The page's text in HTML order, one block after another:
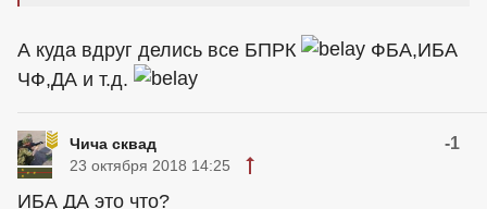
А куда вдруг делись все БПРК
ФБА,ИБА
ЧФ,ДА и т.д.
Чича сквад -1
23 октября 2018 14:25
ИБА ДА это что?